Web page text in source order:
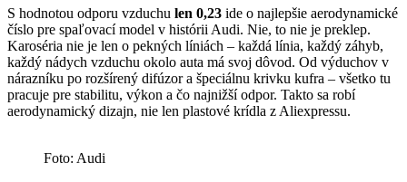
S hodnotou odporu vzduchu len 0,23 ide o najlepšie aerodynamické
číslo pre spaľovací model v histórii Audi. Nie, to nie je preklep.
Karoséria nie je len o pekných líniách – každá línia, každý záhyb,
každý nádych vzduchu okolo auta má svoj dôvod. Od výduchov v
nárazníku po rozšírený difúzor a špeciálnu krivku kufra – všetko tu
pracuje pre stabilitu, výkon a čo najnižší odpor. Takto sa robí
aerodynamický dizajn, nie len plastové krídla z Aliexpressu.
Foto: Audi